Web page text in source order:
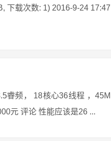
下载次数: 1) 2016-9-24 17:47
睿频， 18核心36线程 ，45M
元 评论 性能应该是26 ...